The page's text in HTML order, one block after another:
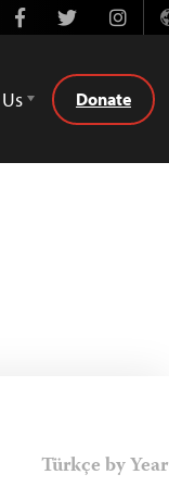
FacebookTwitter
Donate
Türkçe by